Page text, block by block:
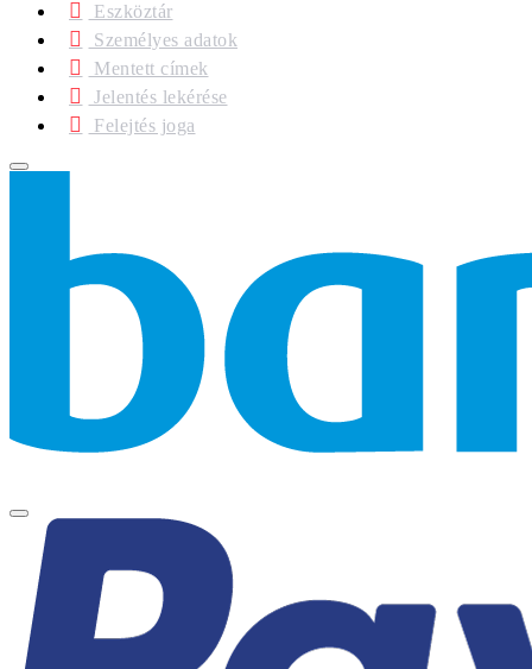
Eszköztár
Személyes adatok
Mentett címek
Jelentés lekérése
Felejtés joga